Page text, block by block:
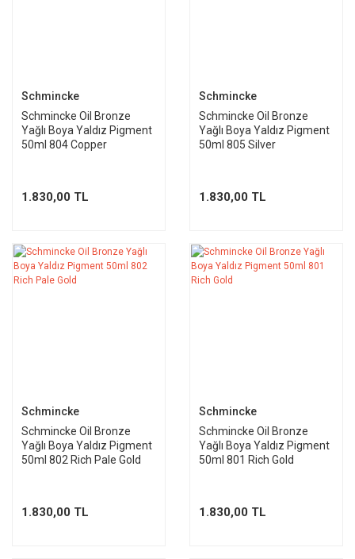
Schmincke
Schmincke Oil Bronze
Yağlı Boya Yaldız Pigment
50ml 804 Copper
1.830,00 TL
Schmincke
Schmincke Oil Bronze
Yağlı Boya Yaldız Pigment
50ml 805 Silver
1.830,00 TL
Schmincke
Schmincke Oil Bronze
Yağlı Boya Yaldız Pigment
50ml 802 Rich Pale Gold
1.830,00 TL
Schmincke
Schmincke Oil Bronze
Yağlı Boya Yaldız Pigment
50ml 801 Rich Gold
1.830,00 TL